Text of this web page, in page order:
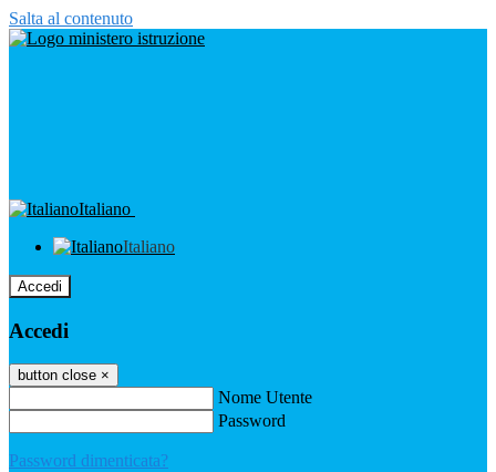
Salta al contenuto
Italiano
Italiano
Accedi
Accedi
button close ×
Nome Utente
Password
Password dimenticata?